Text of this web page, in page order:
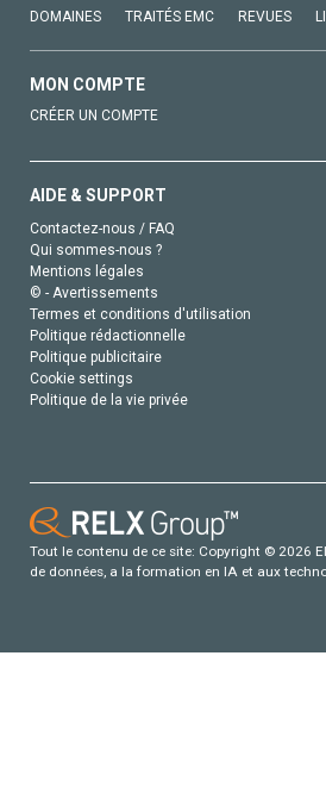
DOMAINES TRAITÉS EMC REVUES
MON COMPTE
CRÉER UN COMPTE
AIDE & SUPPORT
Contactez-nous / FAQ
Qui sommes-nous ?
Mentions légales
© - Avertissements
Termes et conditions d'utilisation
Politique rédactionnelle
Politique publicitaire
Cookie settings
Politique de la vie privée
Tout le contenu de ce site: Copyright © 2026
de données, a la formation en IA et aux